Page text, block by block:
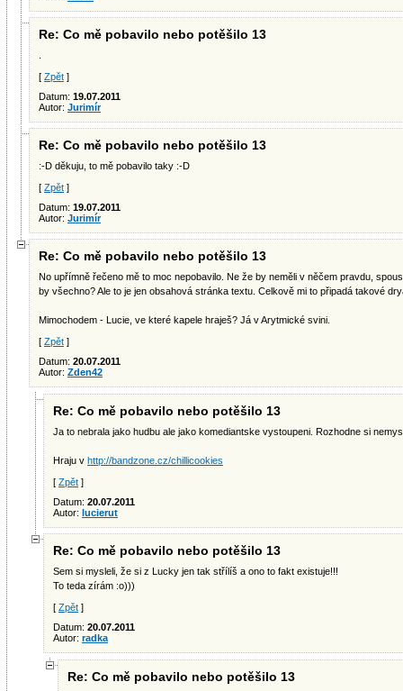
Re: Co mě pobavilo nebo potěšilo 13
[ Zpět ]
Datum: 19.07.2011
Autor: Jurimír
Re: Co mě pobavilo nebo potěšilo 13
:-D děkuju, to mě pobavilo taky :-D
[ Zpět ]
Datum: 19.07.2011
Autor: Jurimír
Re: Co mě pobavilo nebo potěšilo 13
No upřímně řečeno mě to moc nepobavilo. Ne že by neměli v něčem pravdu,
by všechno? Ale to je jen obsahová stránka textu. Celkově mi to připadá takové
Mimochodem - Lucie, ve které kapele hraješ? Já v Arytmické svini.
[ Zpět ]
Datum: 20.07.2011
Autor: Zden42
Re: Co mě pobavilo nebo potěšilo 13
Ja to nebrala jako hudbu ale jako komediantske vystoupeni. Rozhodne si
Hraju v http://bandzone.cz/chillicookies
[ Zpět ]
Datum: 20.07.2011
Autor: lucierut
Re: Co mě pobavilo nebo potěšilo 13
Sem si mysleli, že si z Lucky jen tak střílíš a ono to fakt existuje!!!
To teda zírám :o)))
[ Zpět ]
Datum: 20.07.2011
Autor: radka
Re: Co mě pobavilo nebo potěšilo 13